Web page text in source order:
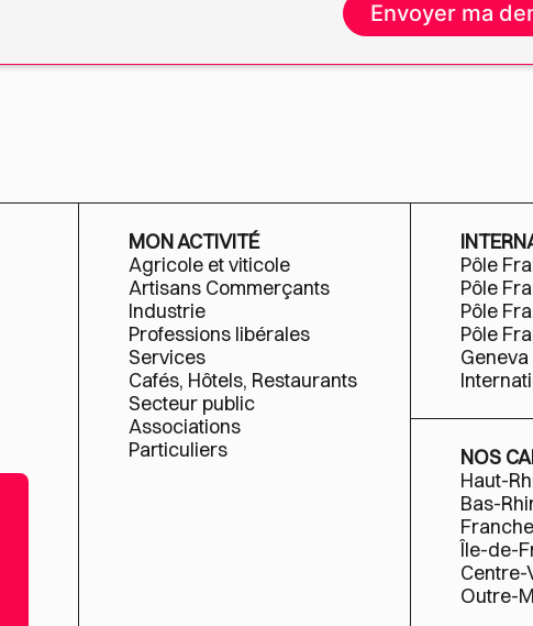
MON ACTIVITÉ
Agricole et viticole
Artisans Commerçants
Industrie
Professions libérales
Services
Cafés, Hôtels, Restaurants
Secteur public
Associations
Particuliers
Pôle
Pôle
Pôle
Pôle
NOS
Haut-
Bas-
Île-de-
Centre-
Outre-